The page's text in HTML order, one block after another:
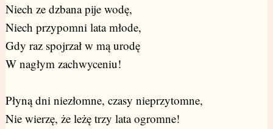
Niech ze dzbana pije wodę,
Niech przypomni lata młode,
Gdy raz spojrzał w mą urodę
W nagłym zachwyceniu!
Płyną dni niezłomne, czasy nieprzytomne,
Nie wierzę, że leżę trzy lata ogromne!